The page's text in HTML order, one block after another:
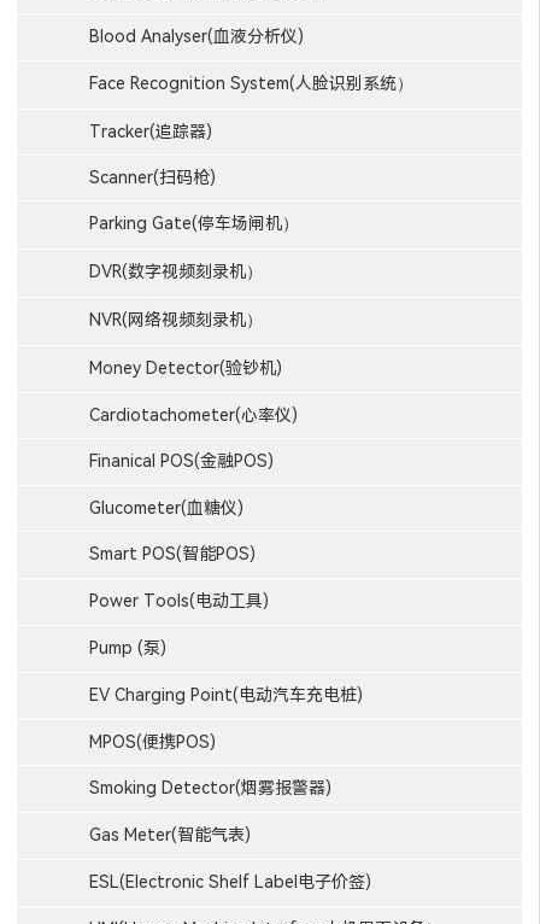
Blood Analyser(血液分析仪)
Face Recognition System(人脸识别系统）
Tracker(追踪器)
Scanner(扫码枪)
Parking Gate(停车场闸机）
DVR(数字视频刻录机）
NVR(网络视频刻录机）
Money Detector(验钞机)
Cardiotachometer(心率仪)
Finanical POS(金融POS)
Glucometer(血糖仪)
Smart POS(智能POS)
Power Tools(电动工具)
Pump (泵)
EV Charging Point(电动汽车充电桩)
MPOS(便携POS)
Smoking Detector(烟雾报警器)
Gas Meter(智能气表)
ESL(Electronic Shelf Label电子价签)